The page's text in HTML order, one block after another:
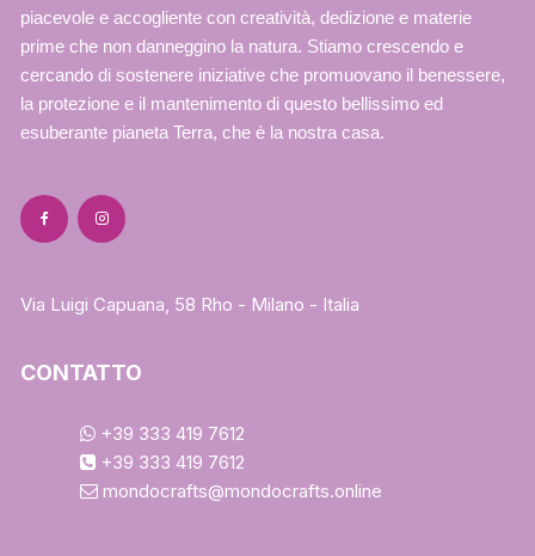
piacevole e accogliente con creatività, dedizione e materie
prime che non danneggino la natura. Stiamo crescendo e
cercando di sostenere iniziative che promuovano il benessere,
la protezione e il mantenimento di questo bellissimo ed
esuberante pianeta Terra, che è la nostra casa.
Via Luigi Capuana, 58 Rho - Milano - Italia
CONTATTO
+39 333 419 7612
+39 333 419 7612
mondocrafts@mondocrafts.online